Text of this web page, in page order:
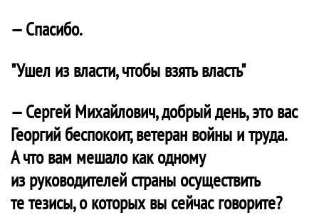
— Спасибо.
"Ушел из власти, чтобы взять власть"
— Сергей Михайлович, добрый день, это вас
Георгий беспокоит, ветеран войны и труда.
А что вам мешало как одному
из руководителей страны осуществить
те тезисы, о которых вы сейчас говорите?